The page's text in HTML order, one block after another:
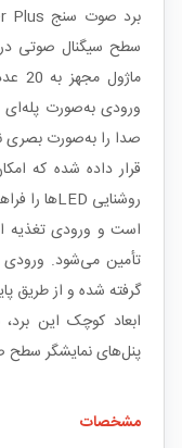
سطح سیگنال صوتی
ورودی به‌صورت
صدا را به‌صورت بصری
قرار داده شده که
تأمین می‌شود. ورودی
ابعاد کوچک این
پنل‌های نمایشگر سطح
مشخصات